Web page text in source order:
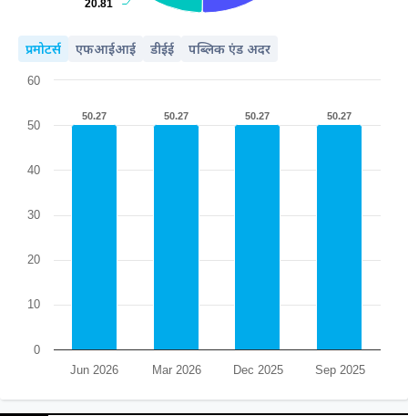
20.81
20.81
प्रमोटर्स एफआईआई डीईई पब्लिक एंड अदर
50.27
50.27 50.27
50.27 50.27
50.27 50.27
50.27
Jun 2026 Mar 2026 Dec 2025 Sep 2025
0
10
20
30
40
50
60